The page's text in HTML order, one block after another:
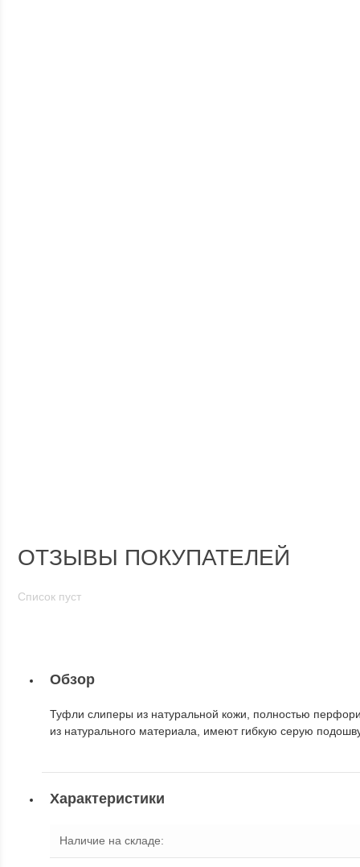
ОТЗЫВЫ ПОКУПАТЕЛЕЙ
Список пуст
Обзор
Туфли слиперы из натуральной кожи, полностью
из натурального материала, имеют гибкую серую
Характеристики
Наличие на складе: